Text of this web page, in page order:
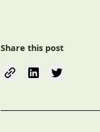
Share this post